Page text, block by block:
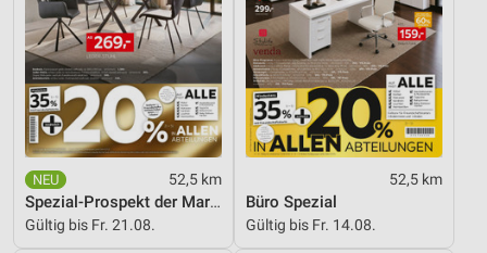
52,5 km
Spezial-Prospekt der Marken
Gültig bis Fr. 21.08.
52,5 km
Büro Spezial
Gültig bis Fr. 14.08.
Verwendung von Profilen zur Auswahl
personalisierter Inhalte
Messung der Werbeleistung
Messung der Performance von Inhalten
Analyse von Zielgruppen durch Statistiken oder
Kombinationen von Daten aus verschiedenen
Quellen